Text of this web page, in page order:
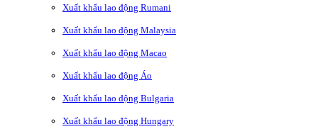
Xuất khẩu lao động Rumani
Xuất khẩu lao động Malaysia
Xuất khẩu lao động Macao
Xuất khẩu lao động Áo
Xuất khẩu lao động Bulgaria
Xuất khẩu lao động Hungary